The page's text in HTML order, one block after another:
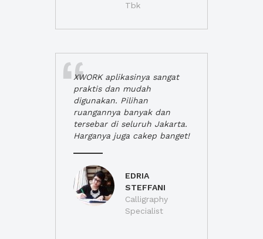
Tbk
XWORK aplikasinya sangat
praktis dan mudah
digunakan. Pilihan
ruangannya banyak dan
tersebar di seluruh Jakarta.
Harganya juga cakep banget!
EDRIA
STEFFANI
Calligraphy
Specialist